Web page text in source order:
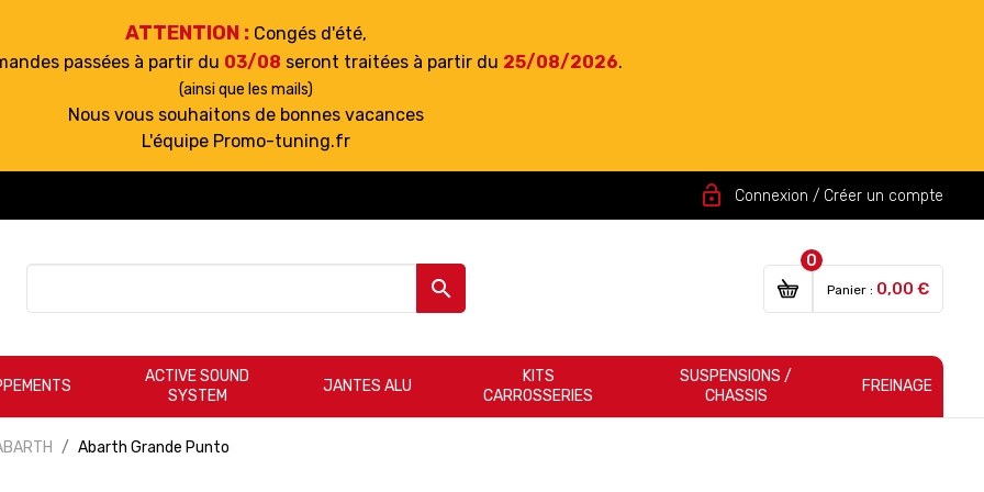
ATTENTION : Congés d'été,
passées à partir du 03/08 seront traitées à partir du 25/08/2026.
(ainsi que les mails)
Nous vous souhaitons de bonnes vacances
L'équipe Promo-tuning.fr
lock_open Connexion / Créer un compte

0
Panier : 0,00 €
ACTIVE SOUND
SYSTEM
JANTES ALU
KITS
CARROSSERIES
SUSPENSIONS /
CHASSIS
FREINAGE
Abarth Grande Punto